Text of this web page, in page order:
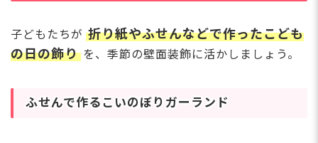
子どもたちが 折り紙やふせんなどで作ったこども
の日の飾り を、季節の壁面装飾に活かしましょう。
ふせんで作るこいのぼりガーランド